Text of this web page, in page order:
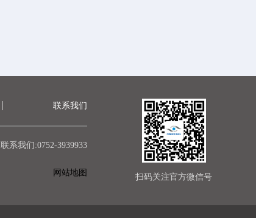
联系我们
联系我们:0752-3939933
网站地图 扫码关注官方微信号